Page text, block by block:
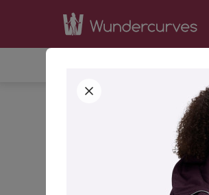
STARTSEITE BEKLEIDUNG